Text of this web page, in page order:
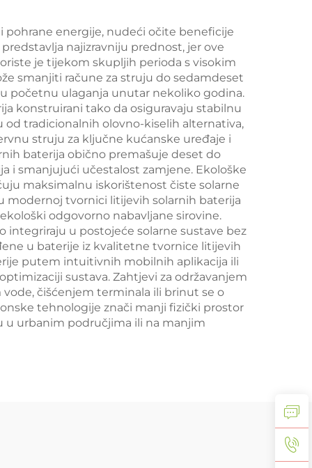
pohrane energije, nudeći očite beneficije
najizravniju prednost, jer ove
je tijekom skupljih perioda s visokim
smanjiti račune za struju do sedamdeset
početnu ulaganja unutar nekoliko godina.
konstruirani tako da osiguravaju stabilnu
tradicionalnih olovno-kiselih alternativa,
struju za ključne kućanske uređaje i
baterija obično premašuje deset do
i smanjujući učestalost zamjene. Ekološke
maksimalnu iskorištenost čiste solarne
modernoj tvornici litijevih solarnih baterija
odgovorno nabavljane sirovine.
integriraju u postojeće solarne sustave bez
u baterije iz kvalitetne tvornice litijevih
putem intuitivnih mobilnih aplikacija ili
sustava. Zahtjevi za održavanjem
čišćenjem terminala ili brinut se o
tehnologije znači manji fizički prostor
u urbanim područjima ili na manjim